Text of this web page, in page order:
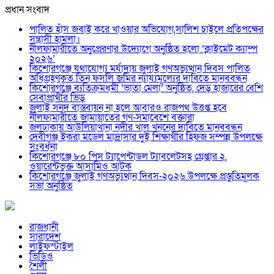
প্রধান সংবাদ
পালিত হাঁস জবাই করে খাওয়ার অভিযোগ,সালিশ চাইলে প্রতিপক্ষের
সন্ত্রাসী হামলা।
নীলফামারীতে অনুপ্রেরণার উদ্যোগে অনুষ্ঠিত হলো ‘ক্লাইমেট ক্যাম্প
২০২৬’
কিশোরগঞ্জে যথাযোগ্য মর্যাদায় জুলাই গণঅভ্যুত্থান দিবস পালিত
অধিগ্রহণকৃত তিন ফসলি জমির ন্যায্যমূল্যের দাবিতে মানববন্ধন
কিশোরগঞ্জে ব্যতিক্রমধর্মী ‘ভাতা মেলা’ অনুষ্ঠিত, দেড় হাজারের বেশি
সেবাপ্রার্থীর ভিড়
জুলাই সনদ বাস্তবায়ন না হলে আবারও রাজপথ উত্তপ্ত হবে
নীলফামারীতে জামায়াতের গণ-সমাবেশে বক্তারা
জলঢাকায় আউলিয়াখানা নদীর খাল খননের দাবিতে মানববন্ধন
দেবীগঞ্জ ইকরা মডেল মাদ্রাসার দুই শিক্ষার্থীর হিফজ সম্পন্ন উপলক্ষে
সংবর্ধনা
কিশোরগঞ্জে ৮০ পিস ট্যাপেন্টাডল ট্যাবলেটসহ গ্রেপ্তার ২,
ওয়ারেন্টভুক্ত আসামিও আটক
কিশোরগঞ্জে জুলাই গণঅভ্যুত্থান দিবস-২০২৬ উপলক্ষে প্রস্তুতিমূলক
সভা অনুষ্ঠিত
রাজধানী
সারাদেশ
লাইফস্টাইল
ভিডিও
শৈলী